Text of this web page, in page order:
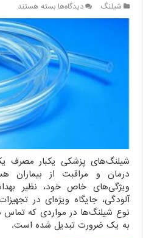
شیلنگ دیدگاه‌هابرای
اهمیت
استفاده
از
شیلنگ‌های
پزشکی
یکبار
مصرف
بسته هستند
شیلنگ‌های پزشکی یکبار مصرف
درمان و مراقبت از بیماران
ویژگی‌های خاص خود، نظیر
آلودگی، جایگاه ویژه‌ای در
نوع شیلنگ‌ها در مواردی که تماس
به یک ضرورت تبدیل شده است.